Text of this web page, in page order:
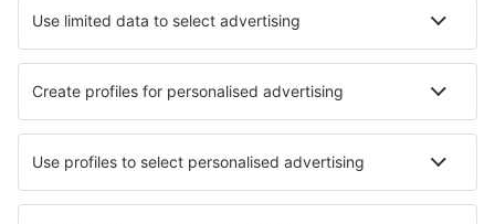
Hoteluri în Forio Hoteluri în Capo Testa
Hoteluri în Sperlonga
Cele mai bune hoteluri - orașe
Hoteluri în Horseman's Green Hoteluri în Kalkrand
Hoteluri în Pussellawa Hoteluri în Bo Hoteluri în Beerze